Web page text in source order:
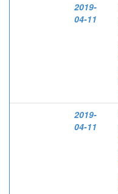
2019-
04-11
2019-
04-11